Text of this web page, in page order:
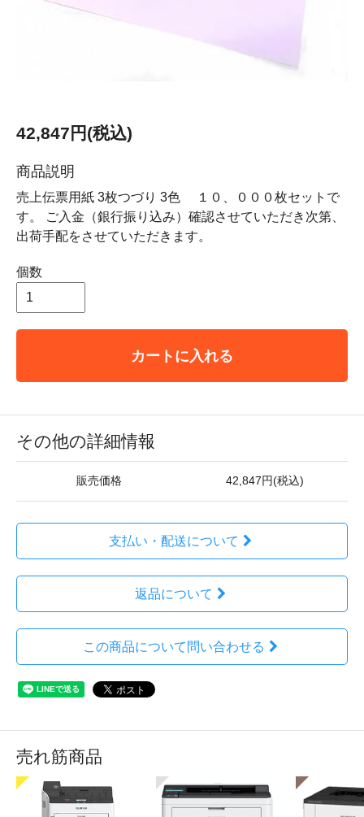
42,847円(税込)
商品説明
売上伝票用紙 3枚つづり 3色 １０、０００枚セットで
す。 ご入金（銀行振り込み）確認させていただき次第、
出荷手配をさせていただきます。
個数
カートに入れる
その他の詳細情報
販売価格 42,847円(税込)
支払い・配送について
返品について
この商品について問い合わせる
売れ筋商品